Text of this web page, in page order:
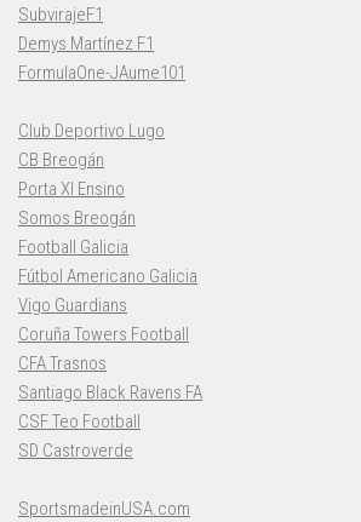
SubvirajeF1
Demys Martínez F1
FormulaOne-JAume101
Club Deportivo Lugo
CB Breogán
Porta XI Ensino
Somos Breogán
Football Galicia
Fútbol Americano Galicia
Vigo Guardians
Coruña Towers Football
CFA Trasnos
Santiago Black Ravens FA
CSF Teo Football
SD Castroverde
SportsmadeinUSA.com